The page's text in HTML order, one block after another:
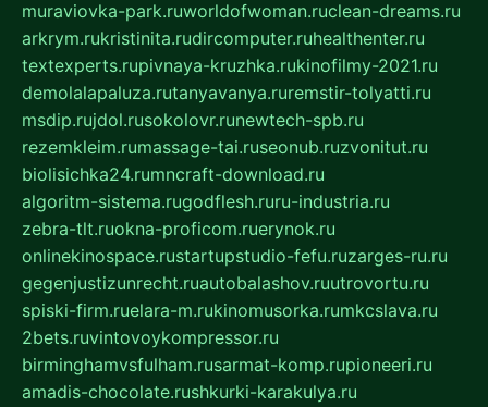
muraviovka-park.ruworldofwoman.ruclean-dreams.ru
arkrym.rukristinita.rudircomputer.ruhealthenter.ru
textexperts.rupivnaya-kruzhka.rukinofilmy-2021.ru
demolalapaluza.rutanyavanya.ruremstir-tolyatti.ru
msdip.rujdol.rusokolovr.runewtech-spb.ru
rezemkleim.rumassage-tai.ruseonub.ruzvonitut.ru
biolisichka24.rumncraft-download.ru
algoritm-sistema.rugodflesh.ruru-industria.ru
zebra-tlt.ruokna-proficom.ruerynok.ru
onlinekinospace.rustartupstudio-fefu.ruzarges-ru.ru
gegenjustizunrecht.ruautobalashov.ruutrovortu.ru
spiski-firm.ruelara-m.rukinomusorka.rumkcslava.ru
2bets.ruvintovoykompressor.ru
birminghamvsfulham.rusarmat-komp.rupioneeri.ru
amadis-chocolate.rushkurki-karakulya.ru